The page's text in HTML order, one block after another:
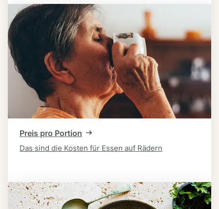
Preis pro Portion
Das sind die Kosten für Essen auf Rädern